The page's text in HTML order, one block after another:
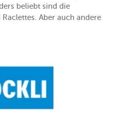
beliebt sind die
Aber auch andere
aus dem Haus Stöckli. Die
über die außergewöhnlichen